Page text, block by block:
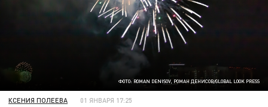
ФОТО: ROMAN DENISOV, РОМАН ДЕНИСОВ/GLOBAL LOOK PRESS
КСЕНИЯ ПОЛЕЕВА 01 ЯНВАРЯ 17:25